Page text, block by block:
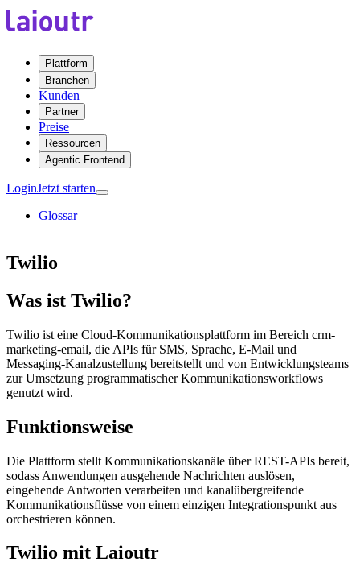
Plattform
Branchen
Kunden
Partner
Preise
Ressourcen
Agentic Frontend
LoginJetzt starten
Glossar
Twilio
Was ist Twilio?
Twilio ist eine Cloud-Kommunikationsplattform im Bereich crm-
marketing-email, die APIs für SMS, Sprache, E-Mail und
Messaging-Kanalzustellung bereitstellt und von Entwicklungsteams
zur Umsetzung programmatischer Kommunikationsworkflows
genutzt wird.
Funktionsweise
Die Plattform stellt Kommunikationskanäle über REST-APIs bereit,
sodass Anwendungen ausgehende Nachrichten auslösen,
eingehende Antworten verarbeiten und kanalübergreifende
Kommunikationsflüsse von einem einzigen Integrationspunkt aus
orchestrieren können.
Twilio mit Laioutr